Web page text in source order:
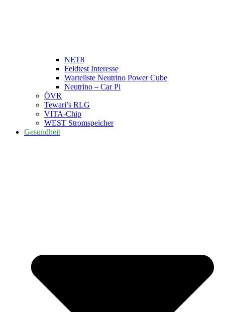
NET8
Feldtest Interesse
Warteliste Neutrino Power Cube
Neutrino – Car Pi
ÖVR
Tewari’s RLG
VITA-Chip
WEST Stromspeicher
Gesundheit